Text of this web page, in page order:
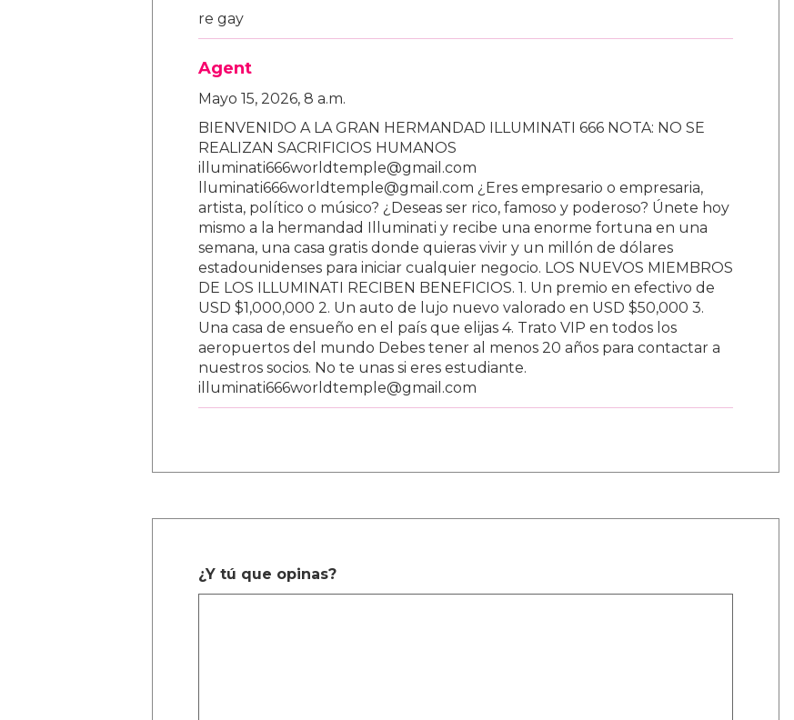
re gay
Agent
Mayo 15, 2026, 8 a.m.
BIENVENIDO A LA GRAN HERMANDAD ILLUMINATI 666 NOTA: NO SE
REALIZAN SACRIFICIOS HUMANOS
illuminati666worldtemple@gmail.com
lluminati666worldtemple@gmail.com ¿Eres empresario o empresaria,
artista, político o músico? ¿Deseas ser rico, famoso y poderoso? Únete hoy
mismo a la hermandad Illuminati y recibe una enorme fortuna en una
semana, una casa gratis donde quieras vivir y un millón de dólares
estadounidenses para iniciar cualquier negocio. LOS NUEVOS MIEMBROS
DE LOS ILLUMINATI RECIBEN BENEFICIOS. 1. Un premio en efectivo de
USD $1,000,000 2. Un auto de lujo nuevo valorado en USD $50,000 3.
Una casa de ensueño en el país que elijas 4. Trato VIP en todos los
aeropuertos del mundo Debes tener al menos 20 años para contactar a
nuestros socios. No te unas si eres estudiante.
illuminati666worldtemple@gmail.com
¿Y tú que opinas?